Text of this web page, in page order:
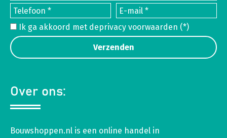
Ik ga akkoord met deprivacy voorwaarden (*)
Over ons:
Bouwshoppen.nl is een online handel in